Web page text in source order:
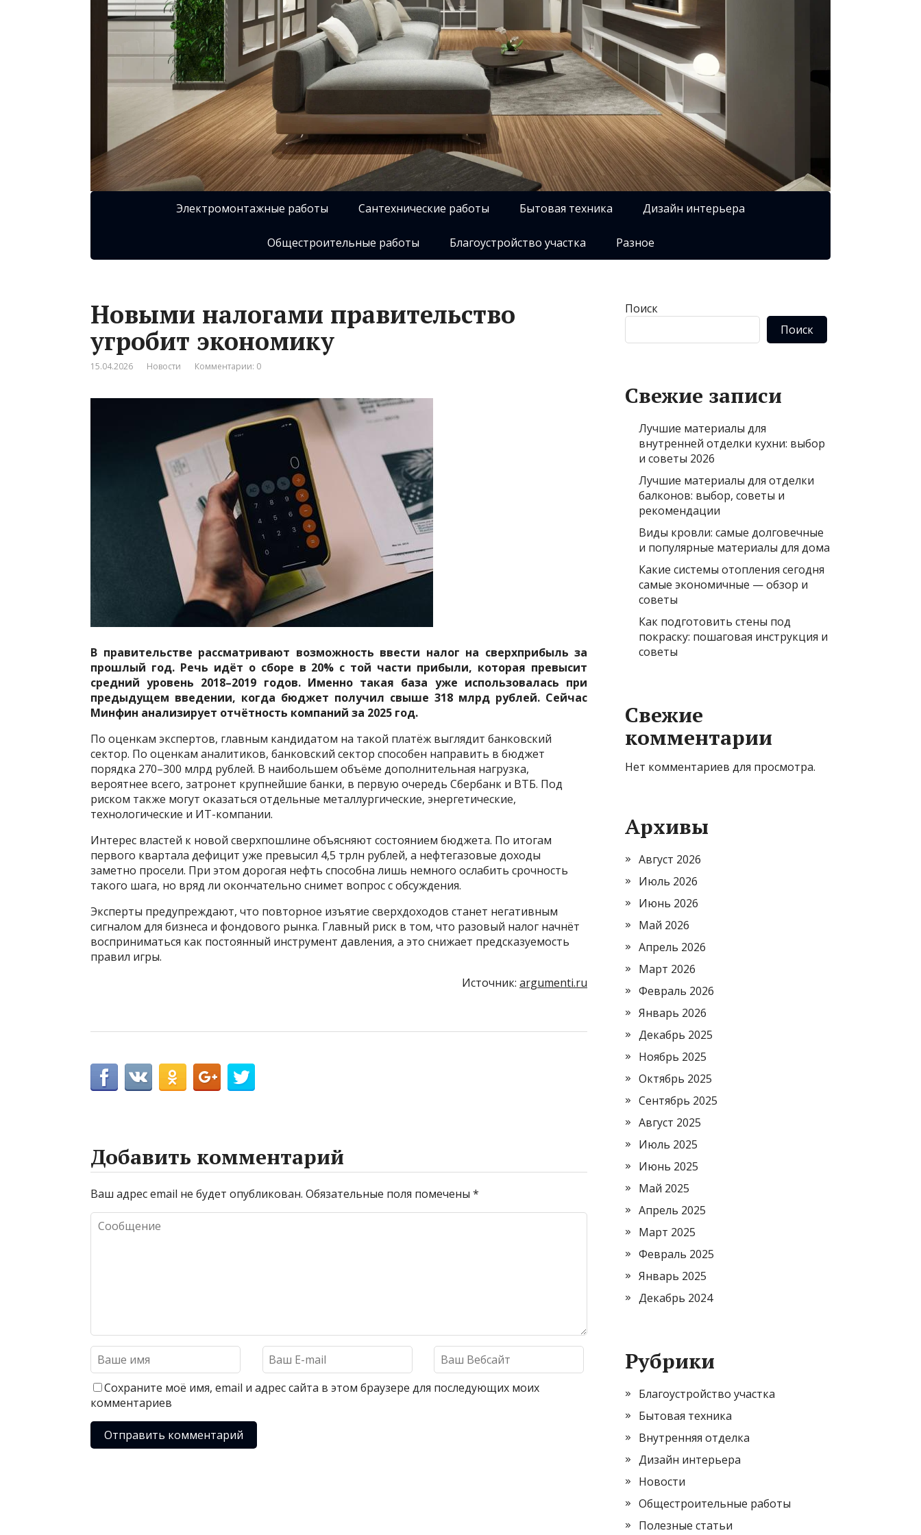
Электромонтажные работы Сантехнические работы Бытовая техника Дизайн интерьера
Общестроительные работы Благоустройство участка Разное
Новыми налогами правительство
угробит экономику
15.04.2026 Новости Комментарии: 0
В правительстве рассматривают возможность ввести налог на сверхприбыль за
прошлый год. Речь идёт о сборе в 20% с той части прибыли, которая превысит
средний уровень 2018–2019 годов. Именно такая база уже использовалась при
предыдущем введении, когда бюджет получил свыше 318 млрд рублей. Сейчас
Минфин анализирует отчётность компаний за 2025 год.
По оценкам экспертов, главным кандидатом на такой платёж выглядит банковский
сектор. По оценкам аналитиков, банковский сектор способен направить в бюджет
порядка 270–300 млрд рублей. В наибольшем объёме дополнительная нагрузка,
вероятнее всего, затронет крупнейшие банки, в первую очередь Сбербанк и ВТБ. Под
риском также могут оказаться отдельные металлургические, энергетические,
технологические и ИТ-компании.
Интерес властей к новой сверхпошлине объясняют состоянием бюджета. По итогам
первого квартала дефицит уже превысил 4,5 трлн рублей, а нефтегазовые доходы
заметно просели. При этом дорогая нефть способна лишь немного ослабить срочность
такого шага, но вряд ли окончательно снимет вопрос с обсуждения.
Эксперты предупреждают, что повторное изъятие сверхдоходов станет негативным
сигналом для бизнеса и фондового рынка. Главный риск в том, что разовый налог начнёт
восприниматься как постоянный инструмент давления, а это снижает предсказуемость
правил игры.
Источник: argumenti.ru
Добавить комментарий
Ваш адрес email не будет опубликован. Обязательные поля помечены *
Сохраните моё имя, email и адрес сайта в этом браузере для последующих моих
комментариев
Поиск
Поиск
Свежие записи
Лучшие материалы для
внутренней отделки кухни: выбор
и советы 2026
Лучшие материалы для отделки
балконов: выбор, советы и
рекомендации
Виды кровли: самые долговечные
и популярные материалы для дома
Какие системы отопления сегодня
самые экономичные — обзор и
советы
Как подготовить стены под
покраску: пошаговая инструкция и
советы
Свежие
комментарии
Нет комментариев для просмотра.
Архивы
Август 2026
Июль 2026
Июнь 2026
Май 2026
Апрель 2026
Март 2026
Февраль 2026
Январь 2026
Декабрь 2025
Ноябрь 2025
Октябрь 2025
Сентябрь 2025
Август 2025
Июль 2025
Июнь 2025
Май 2025
Апрель 2025
Март 2025
Февраль 2025
Январь 2025
Декабрь 2024
Рубрики
Благоустройство участка
Бытовая техника
Внутренняя отделка
Дизайн интерьера
Новости
Общестроительные работы
Полезные статьи